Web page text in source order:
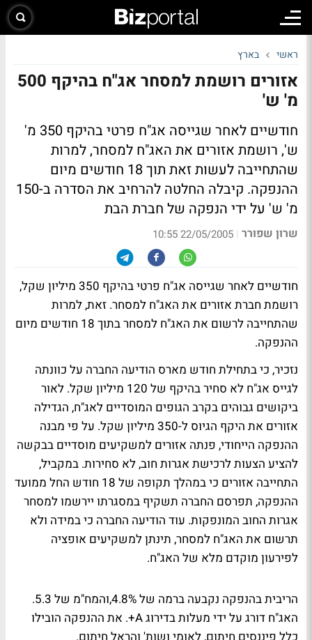
ראשי בארץ
אזורים רושמת למסחר אג"ח בהיקף 500
מ' ש'
חודשיים לאחר שגייסה אג"ח פרטי בהיקף 350 מ'
ש', רושמת אזורים את האג"ח למסחר, למרות
שהתחייבה לעשות זאת תוך 18 חודשים מיום
ההנפקה. קיבלה החלטה להרחיב את הסדרה ב-150
מ' ש' על ידי הנפקה של חברת הבת
שרון שפורר |
22/05/2005 10:55
חודשיים לאחר שגייסה אג"ח פרטי בהיקף 350 מיליון שקל,
רושמת חברת אזורים את האג"ח למסחר. זאת, למרות
שהתחייבה לרשום את האג"ח למסחר בתוך 18 חודשים מיום
ההנפקה.
נזכיר, כי בתחילת חודש מארס הודיעה החברה על כוונתה
לגייס אג"ח לא סחיר בהיקף של 120 מיליון שקל. לאור
ביקושים גבוהים בקרב הגופים המוסדיים לאג"ח, הגדילה
אזורים את היקף הגיוס ל-350 מיליון שקל. על פי מבנה
ההנפקה הייחודי, פנתה אזורים למשקיעים מוסדיים בבקשה
להציע הצעות לרכישת אגרות חוב, לא סחירות. במקביל,
התחייבה אזורים כי במהלך תקופה של 18 חודש החל ממועד
ההנפקה, תפרסם החברה תשקיף במסגרתו יירשמו למסחר
אגרות החוב המונפקות. עוד הודיעה החברה כי במידה ולא
תרשום את האג"ח למסחר, תינתן למשקיעים אופציה
לפירעון מוקדם מלא של האג"ח.
הריבית בהנפקה נקבעה ברמה של 4.8%,והמח"מ של 5.3.
האג"ח דורג על ידי מעלות בדירוג A+. את ההנפקה הובילו